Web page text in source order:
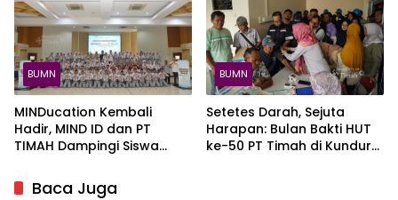
BUMN
MINDucation Kembali
Hadir, MIND ID dan PT
TIMAH Dampingi Siswa
Impian
BUMN
Setetes Darah, Sejuta
Harapan: Bulan Bakti HUT
ke-50 PT Timah di Kundur
Baca Juga